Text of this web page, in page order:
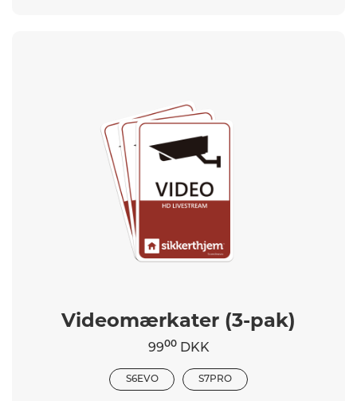
Videomærkater (3-pak)
9900DKK
S6EVO S7PRO